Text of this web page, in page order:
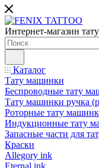
Интернет-магазин
Каталог
Тату машинки
Беспроводные тату
Тату машинки ручка
Роторные тату
Индукционные тату
Запасные части для
Краски
Allegory ink
Eternal ink